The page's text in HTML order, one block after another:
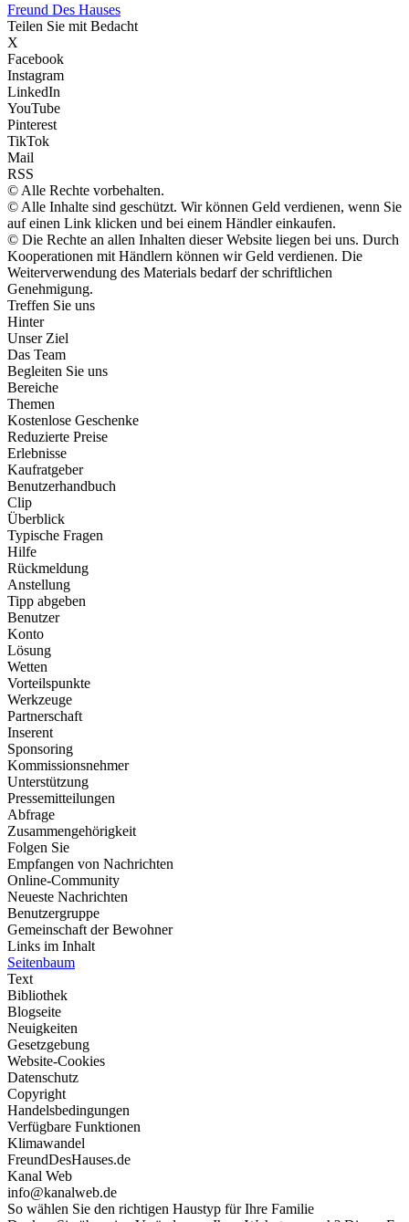
Freund Des Hauses
Teilen Sie mit Bedacht
X
Facebook
Instagram
LinkedIn
YouTube
Pinterest
TikTok
Mail
RSS
© Alle Rechte vorbehalten.
© Alle Inhalte sind geschützt. Wir können Geld verdienen, wenn Sie
auf einen Link klicken und bei einem Händler einkaufen.
© Die Rechte an allen Inhalten dieser Website liegen bei uns. Durch
Kooperationen mit Händlern können wir Geld verdienen. Die
Weiterverwendung des Materials bedarf der schriftlichen
Genehmigung.
Treffen Sie uns
Hinter
Unser Ziel
Das Team
Begleiten Sie uns
Bereiche
Themen
Kostenlose Geschenke
Reduzierte Preise
Erlebnisse
Kaufratgeber
Benutzerhandbuch
Clip
Überblick
Typische Fragen
Hilfe
Rückmeldung
Anstellung
Tipp abgeben
Benutzer
Konto
Lösung
Wetten
Vorteilspunkte
Werkzeuge
Partnerschaft
Inserent
Sponsoring
Kommissionsnehmer
Unterstützung
Pressemitteilungen
Abfrage
Zusammengehörigkeit
Folgen Sie
Empfangen von Nachrichten
Online-Community
Neueste Nachrichten
Benutzergruppe
Gemeinschaft der Bewohner
Links im Inhalt
Seitenbaum
Text
Bibliothek
Blogseite
Neuigkeiten
Gesetzgebung
Website-Cookies
Datenschutz
Copyright
Handelsbedingungen
Verfügbare Funktionen
Klimawandel
FreundDesHauses.de
Kanal Web
info@kanalweb.de
So wählen Sie den richtigen Haustyp für Ihre Familie